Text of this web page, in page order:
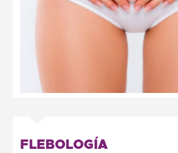
FLEBOLOGÍA